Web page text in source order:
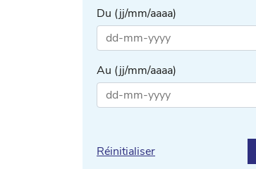
Du (jj/mm/aaaa)
Au (jj/mm/aaaa)
Réinitialiser